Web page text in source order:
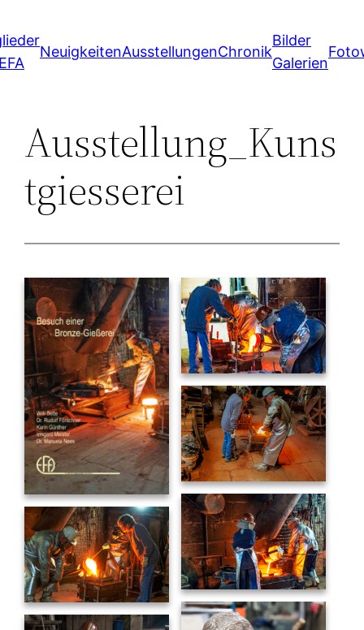
Inhalt
springen
NeuigkeitenAusstellungenChronik
Bilder
Galerien
Ausstellung_Kuns
tgiesserei